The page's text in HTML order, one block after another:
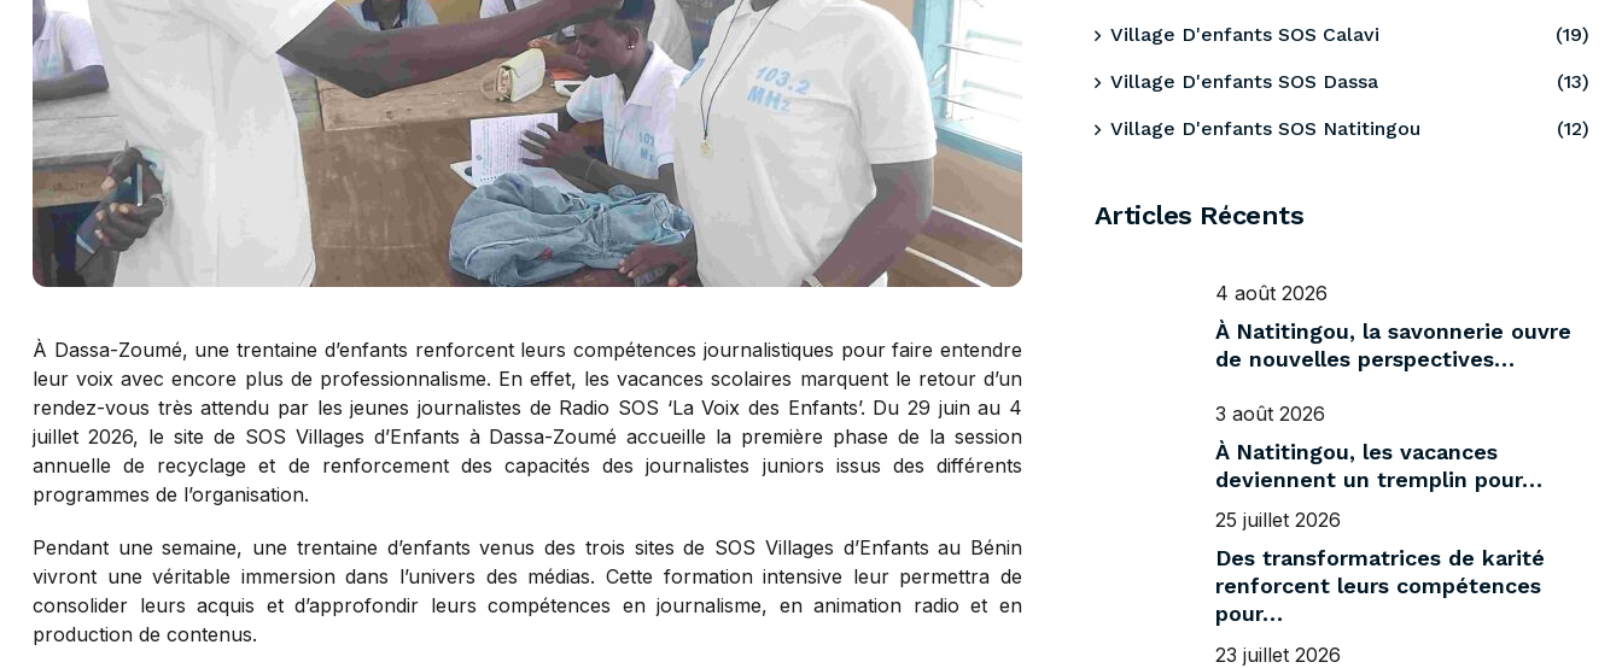
À Dassa-Zoumé, une trentaine d’enfants renforcent leurs compétences journalistiques pour faire entendre
leur voix avec encore plus de professionnalisme. En effet, les vacances scolaires marquent le retour d’un
rendez-vous très attendu par les jeunes journalistes de Radio SOS ‘La Voix des Enfants’. Du 29 juin au 4
juillet 2026, le site de SOS Villages d’Enfants à Dassa-Zoumé accueille la première phase de la session
annuelle de recyclage et de renforcement des capacités des journalistes juniors issus des différents
programmes de l’organisation.
Pendant une semaine, une trentaine d’enfants venus des trois sites de SOS Villages d’Enfants au Bénin
vivront une véritable immersion dans l’univers des médias. Cette formation intensive leur permettra de
consolider leurs acquis et d’approfondir leurs compétences en journalisme, en animation radio et en
production de contenus.
Village D'enfants SOS Calavi (19)
Village D'enfants SOS Dassa (13)
Village D'enfants SOS Natitingou (12)
Articles Récents
4 août 2026
À Natitingou, la savonnerie ouvre
de nouvelles perspectives…
3 août 2026
À Natitingou, les vacances
deviennent un tremplin pour…
25 juillet 2026
Des transformatrices de karité
renforcent leurs compétences
pour…
23 juillet 2026